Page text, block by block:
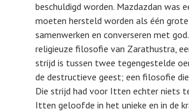
beschuldigd worden. Mazdazdan was
moeten hersteld worden als één
samenwerken en converseren met
religieuze filosofie van Zarathustra,
strijd is tussen twee tegengestelde
de destructieve geest; een filosofie
Die strijd had voor Itten echter niets
Itten geloofde in het unieke en in de